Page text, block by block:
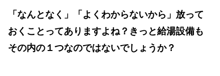
「なんとなく」「よくわからないから」放って
おくことってありますよね？きっと給湯設備も
その内の１つなのではないでしょうか？